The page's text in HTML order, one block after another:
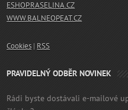
ESHOP.RASELINA.CZ
WWW.BALNEOPEAT.CZ
Cookies | RSS
PRAVIDELNÝ ODBĚR NOVINEK
Rádi byste dostávali e-mailové